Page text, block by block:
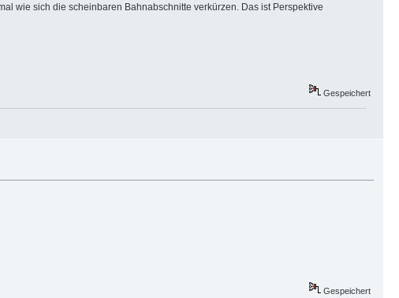
wie sich die scheinbaren Bahnabschnitte verkürzen. Das ist Perspektive
Gespeichert
Gespeichert